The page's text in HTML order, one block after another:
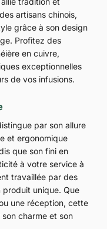
artisans chinois,
grâce à son design
Profitez des
en cuivre,
exceptionnelles
de vos infusions.
par son allure
et ergonomique
que son fini en
à votre service à
travaillée par des
produit unique. Que
une réception, cette
charme et son